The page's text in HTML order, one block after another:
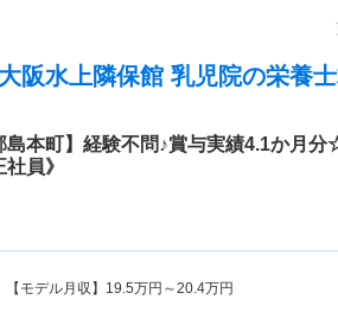
阪水上隣保館 乳児院の栄養
島本町】経験不問♪賞与実績4.1か月
員》
【モデル月収】 19.5万円～20.4万円